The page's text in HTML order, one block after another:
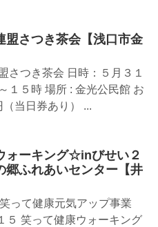
盟さつき茶会【浅口市金
さつき茶会 日時：５月３１
１５時 場所 : 金光公民館 お
当日券あり） ...
ォーキング☆inびせい２
ふれあいセンター【井
って健康元気アップ事業
５ 笑って健康ウォーキング